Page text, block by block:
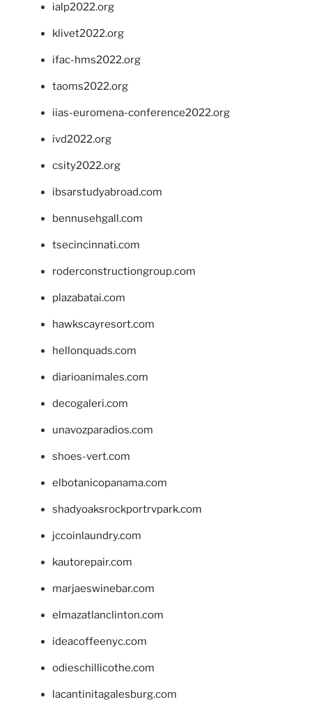
ialp2022.org
klivet2022.org
ifac-hms2022.org
taoms2022.org
iias-euromena-conference2022.org
ivd2022.org
csity2022.org
ibsarstudyabroad.com
bennusehgall.com
tsecincinnati.com
roderconstructiongroup.com
plazabatai.com
hawkscayresort.com
hellonquads.com
diarioanimales.com
decogaleri.com
unavozparadios.com
shoes-vert.com
elbotanicopanama.com
shadyoaksrockportrvpark.com
jccoinlaundry.com
kautorepair.com
marjaeswinebar.com
elmazatlanclinton.com
ideacoffeenyc.com
odieschillicothe.com
lacantinitagalesburg.com